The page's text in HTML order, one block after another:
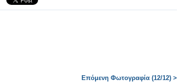
Επόμενη Φωτογραφία (12/12) >